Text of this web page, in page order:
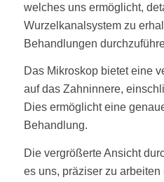
welches uns ermöglicht,
Wurzelkanalsystem zu
Behandlungen
Das Mikroskop bietet eine
auf das Zahninnere,
Dies ermöglicht eine
Behandlung.
Die vergrößerte Ansicht
es uns, präziser zu